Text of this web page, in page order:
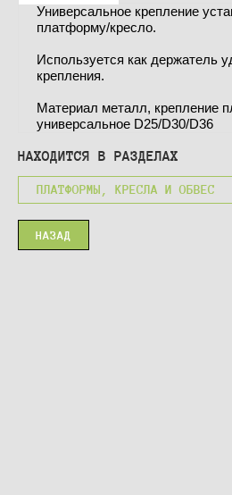
Универсальное крепление
платформу/кресло.
Используется как держатель
крепления.
Материал металл, крепление
универсальное D25/D30/D36
НАХОДИТСЯ В РАЗДЕЛАХ
ПЛАТФОРМЫ, КРЕСЛА И ОБВЕС
НАЗАД